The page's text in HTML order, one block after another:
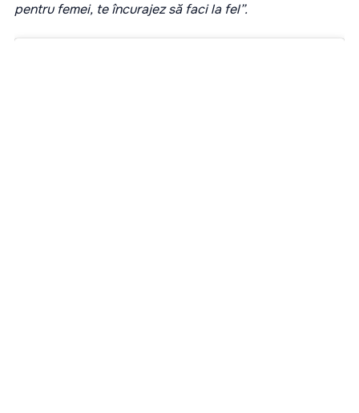
pentru femei, te încurajez să faci la fel”.